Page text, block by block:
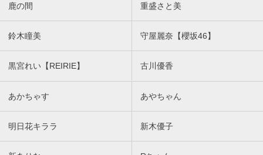
鹿の間 重盛さと美
鈴木瞳美 守屋麗奈【櫻坂46】
黒宮れい【REIRIE】 古川優香
あかちゃす あやちゃん
明日花キララ 新木優子